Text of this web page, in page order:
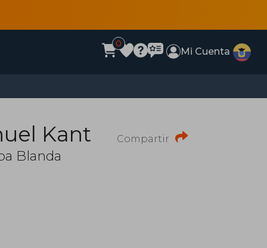
0
Mi Cuenta
Compartir
Kant
Blanda